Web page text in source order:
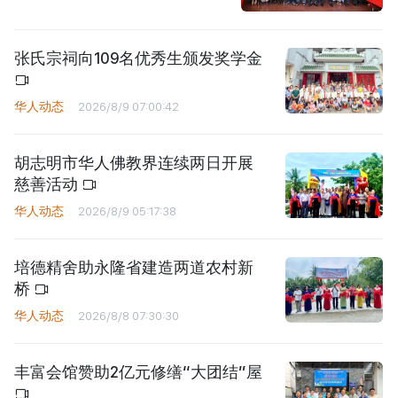
张氏宗祠向109名优秀生颁发奖学金
华人动态 2026/8/9 07:00:42
胡志明市华人佛教界连续两日开展
慈善活动
华人动态 2026/8/9 05:17:38
培德精舍助永隆省建造两道农村新
桥
华人动态 2026/8/8 07:30:30
丰富会馆赞助2亿元修缮“大团结”屋